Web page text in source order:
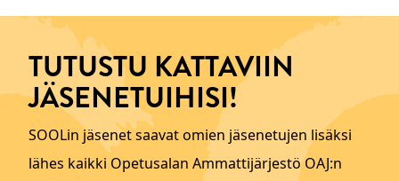
TUTUSTU KATTAVIIN
JÄSENETUIHISI!
SOOLin jäsenet saavat omien jäsenetujen lisäksi
lähes kaikki Opetusalan Ammattijärjestö OAJ:n